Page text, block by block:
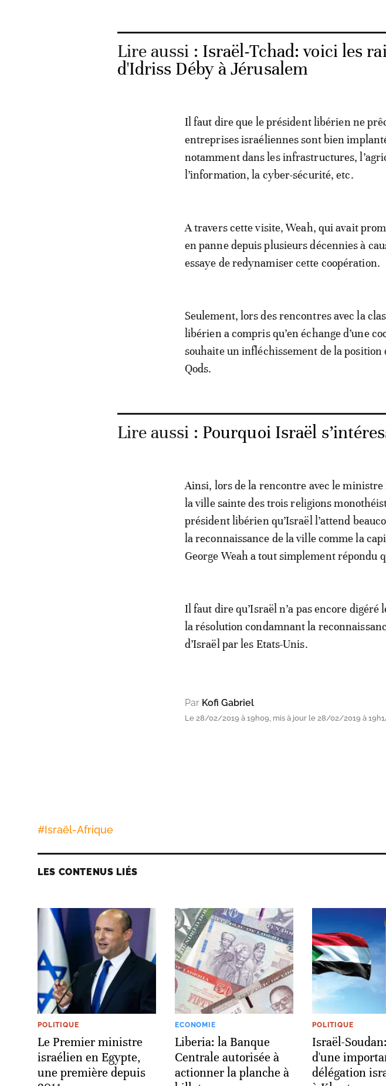
Lire aussi : Israël-Tchad: voici les
d'Idriss Déby à Jérusalem
Il faut dire que le président libérien ne
entreprises israéliennes sont bien
notamment dans les infrastructures,
l’information, la cyber-sécurité, etc.
A travers cette visite, Weah, qui avait
en panne depuis plusieurs décennies à
essaye de redynamiser cette coopération.
Seulement, lors des rencontres avec la
libérien a compris qu’en échange d’une
souhaite un infléchissement de la
Qods.
Lire aussi : Pourquoi Israël
Ainsi, lors de la rencontre avec le
la ville sainte des trois religions
président libérien qu’Israël l’attend
la reconnaissance de la ville comme la
George Weah a tout simplement répondu
Il faut dire qu’Israël n’a pas encore digéré
la résolution condamnant la
d’Israël par les Etats-Unis.
Par Kofi Gabriel
Le 28/02/2019 à 19h09, mis à jour le 28/02/2019 à
#Israël-Afrique
LES CONTENUS LIÉS
POLITIQUE
Le Premier ministre
israélien en Egypte,
une première depuis
ECONOMIE
Liberia: la Banque
Centrale autorisée à
actionner la planche à
POLITIQUE
Israël-
d'une
délégation